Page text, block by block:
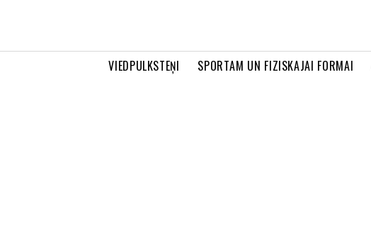
VIEDPULKSTEŅI SPORTAM UN FIZISKAJAI FORMAI